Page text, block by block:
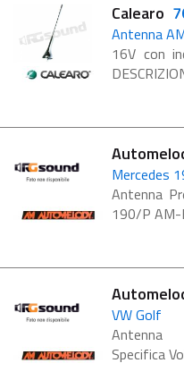
Calearo
16V con
AUDI
DATI
Mercedes
Antenna
190/P AM-
VW Golf
Antenna
Specifica